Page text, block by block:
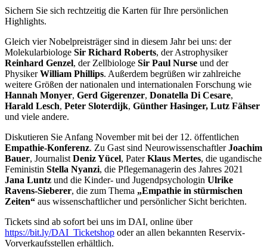
Sichern Sie sich rechtzeitig die Karten für Ihre persönlichen
Highlights.
Gleich vier Nobelpreisträger sind in diesem Jahr bei uns: der
Molekularbiologe Sir Richard Roberts, der Astrophysiker
Reinhard Genzel, der Zellbiologe Sir Paul Nurse und der
PhysikerWilliam Phillips. Außerdem begrüßen wir zahlreiche
weitere Größen der nationalen und internationalen Forschung wie
Hannah Monyer, Gerd Gigerenzer, Donatella Di Cesare,
Harald Lesch, Peter Sloterdijk, Günther Hasinger, Lutz Fähser
und viele andere.
Diskutieren Sie Anfang November mit bei der 12. öffentlichen
Empathie-Konferenz. Zu Gast sind NeurowissenschaftlerJoachim
Bauer, Journalist Deniz Yücel, PaterKlaus Mertes, die ugandische
Feministin Stella Nyanzi, die Pflegemanagerin des Jahres 2021
Jana Luntz und die Kinder- und Jugendpsychologin Ulrike
Ravens-Sieberer, die zum Thema „Empathie in stürmischen
Zeiten“ aus wissenschaftlicher und persönlicher Sicht berichten.
Tickets sind ab sofort bei uns im DAI, online über
https://bit.ly/DAI_Ticketshop oder an allen bekannten Reservix-
Vorverkaufsstellen erhältlich.